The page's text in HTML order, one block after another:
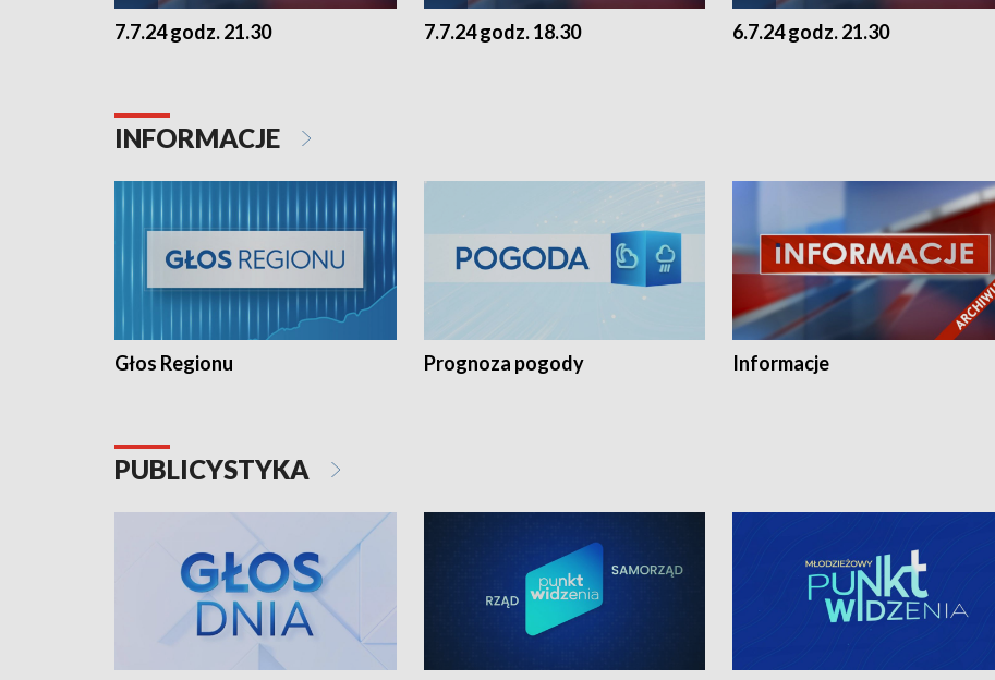
7.7.24 godz. 21.30 7.7.24 godz. 18.30 6.7.24 godz. 21.30
INFORMACJE
Głos Regionu Prognoza pogody Informacje
PUBLICYSTYKA